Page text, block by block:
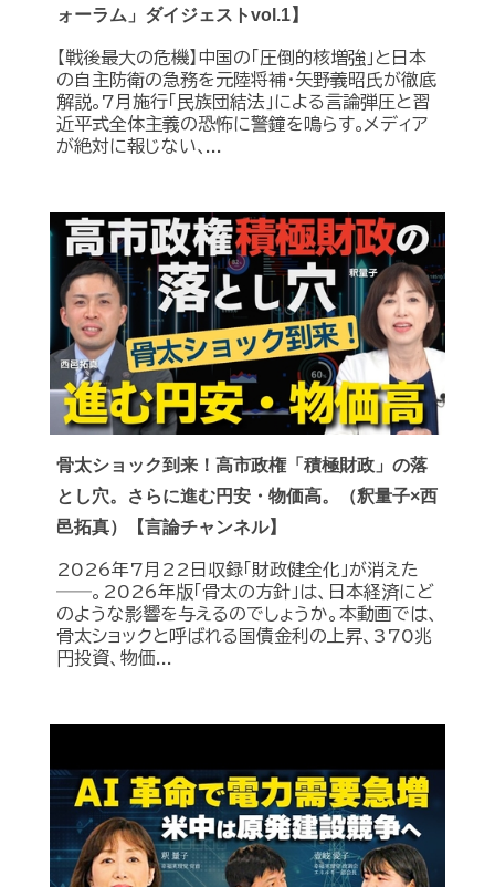
ォーラム」ダイジェストvol.1】
【戦後最大の危機】中国の｢圧倒的核増強｣と日本
の自主防衛の急務を元陸将補・矢野義昭氏が徹底
解説｡7月施行｢民族団結法｣による言論弾圧と習
近平式全体主義の恐怖に警鐘を鳴らす｡メディア
が絶対に報じない､...
骨太ショック到来！高市政権「積極財政」の落
とし穴。さらに進む円安・物価高。（釈量子×西
邑拓真）【言論チャンネル】
2026年7月22日収録「財政健全化」が消えた
――。2026年版「骨太の方針」は、日本経済にど
のような影響を与えるのでしょうか。本動画では、
骨太ショックと呼ばれる国債金利の上昇、370兆
円投資、物価...